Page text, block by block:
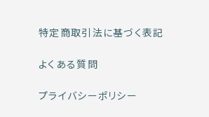
特定商取引法に基づく表記
よくある質問
プライバシーポリシー